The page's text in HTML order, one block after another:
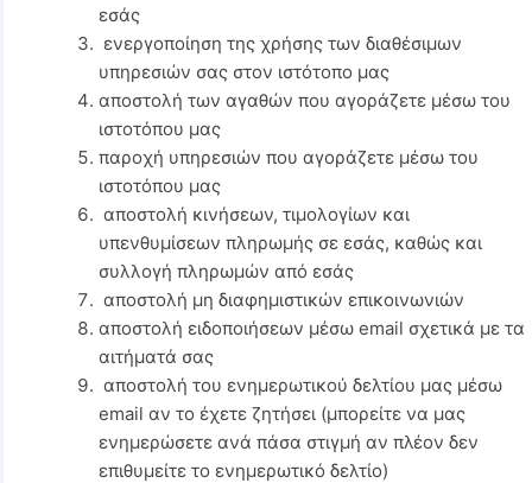
εσάς
ενεργοποίηση της χρήσης των διαθέσιμων
υπηρεσιών σας στον ιστότοπο μας
αποστολή των αγαθών που αγοράζετε μέσω του
ιστοτόπου μας
παροχή υπηρεσιών που αγοράζετε μέσω του
ιστοτόπου μας
αποστολή κινήσεων, τιμολογίων και
υπενθυμίσεων πληρωμής σε εσάς, καθώς και
συλλογή πληρωμών από εσάς
αποστολή μη διαφημιστικών επικοινωνιών
αποστολή ειδοποιήσεων μέσω email σχετικά με τα
αιτήματά σας
αποστολή του ενημερωτικού δελτίου μας μέσω
email αν το έχετε ζητήσει (μπορείτε να μας
ενημερώσετε ανά πάσα στιγμή αν πλέον δεν
επιθυμείτε το ενημερωτικό δελτίο)